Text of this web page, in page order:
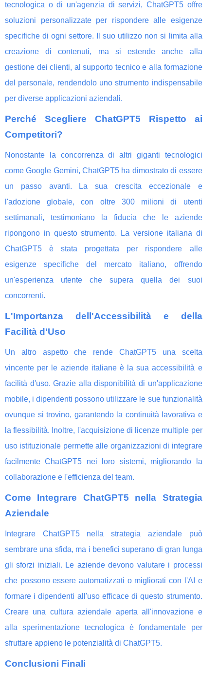
tecnologica o di un'agenzia di servizi, ChatGPT5 offre
soluzioni personalizzate per rispondere alle esigenze
specifiche di ogni settore. Il suo utilizzo non si limita alla
creazione di contenuti, ma si estende anche alla
gestione dei clienti, al supporto tecnico e alla formazione
del personale, rendendolo uno strumento indispensabile
per diverse applicazioni aziendali.
Perché Scegliere ChatGPT5 Rispetto ai
Competitori?
Nonostante la concorrenza di altri giganti tecnologici
come Google Gemini, ChatGPT5 ha dimostrato di essere
un passo avanti. La sua crescita eccezionale e
l'adozione globale, con oltre 300 milioni di utenti
settimanali, testimoniano la fiducia che le aziende
ripongono in questo strumento. La versione italiana di
ChatGPT5 è stata progettata per rispondere alle
esigenze specifiche del mercato italiano, offrendo
un'esperienza utente che supera quella dei suoi
concorrenti.
L'Importanza dell'Accessibilità e della
Facilità d'Uso
Un altro aspetto che rende ChatGPT5 una scelta
vincente per le aziende italiane è la sua accessibilità e
facilità d'uso. Grazie alla disponibilità di un'applicazione
mobile, i dipendenti possono utilizzare le sue funzionalità
ovunque si trovino, garantendo la continuità lavorativa e
la flessibilità. Inoltre, l'acquisizione di licenze multiple per
uso istituzionale permette alle organizzazioni di integrare
facilmente ChatGPT5 nei loro sistemi, migliorando la
collaborazione e l'efficienza del team.
Come Integrare ChatGPT5 nella Strategia
Aziendale
Integrare ChatGPT5 nella strategia aziendale può
sembrare una sfida, ma i benefici superano di gran lunga
gli sforzi iniziali. Le aziende devono valutare i processi
che possono essere automatizzati o migliorati con l'AI e
formare i dipendenti all'uso efficace di questo strumento.
Creare una cultura aziendale aperta all'innovazione e
alla sperimentazione tecnologica è fondamentale per
sfruttare appieno le potenzialità di ChatGPT5.
Conclusioni Finali